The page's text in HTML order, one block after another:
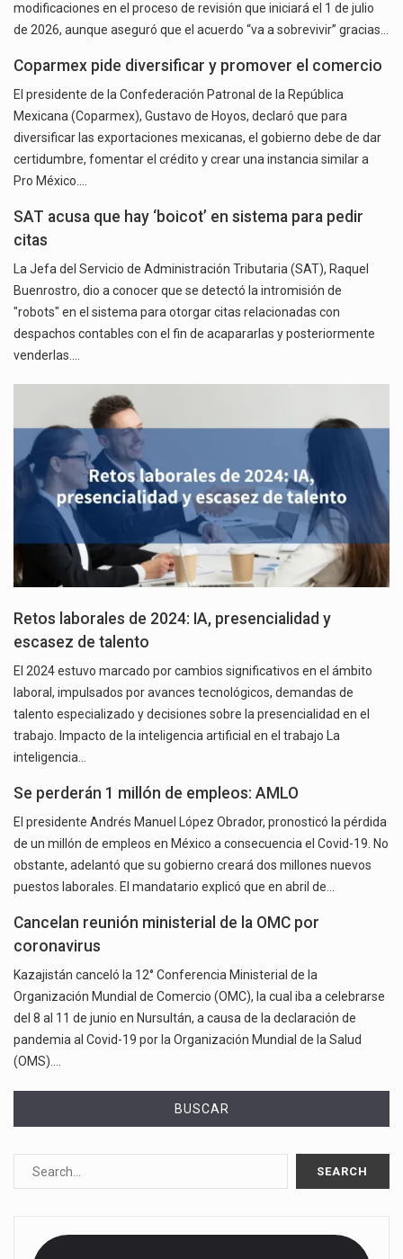
modificaciones en el proceso de revisión que iniciará el 1 de julio
de 2026, aunque aseguró que el acuerdo “va a sobrevivir” gracias…
Coparmex pide diversificar y promover el comercio
El presidente de la Confederación Patronal de la República
Mexicana (Coparmex), Gustavo de Hoyos, declaró que para
diversificar las exportaciones mexicanas, el gobierno debe de dar
certidumbre, fomentar el crédito y crear una instancia similar a
Pro México.…
SAT acusa que hay ‘boicot’ en sistema para pedir
citas
La Jefa del Servicio de Administración Tributaria (SAT), Raquel
Buenrostro, dio a conocer que se detectó la intromisión de
"robots" en el sistema para otorgar citas relacionadas con
despachos contables con el fin de acapararlas y posteriormente
venderlas.…
Retos laborales de 2024: IA, presencialidad y
escasez de talento
El 2024 estuvo marcado por cambios significativos en el ámbito
laboral, impulsados por avances tecnológicos, demandas de
talento especializado y decisiones sobre la presencialidad en el
trabajo. Impacto de la inteligencia artificial en el trabajo La
inteligencia…
Se perderán 1 millón de empleos: AMLO
El presidente Andrés Manuel López Obrador, pronosticó la pérdida
de un millón de empleos en México a consecuencia el Covid-19. No
obstante, adelantó que su gobierno creará dos millones nuevos
puestos laborales. El mandatario explicó que en abril de…
Cancelan reunión ministerial de la OMC por
coronavirus
Kazajistán canceló la 12° Conferencia Ministerial de la
Organización Mundial de Comercio (OMC), la cual iba a celebrarse
del 8 al 11 de junio en Nursultán, a causa de la declaración de
pandemia al Covid-19 por la Organización Mundial de la Salud
(OMS).…
BUSCAR